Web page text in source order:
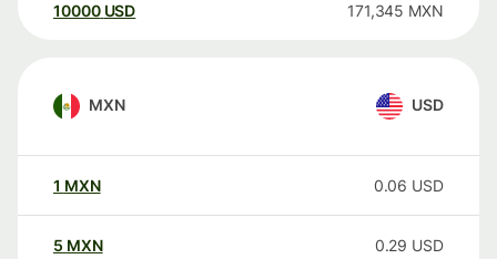
10000 USD 171,345 MXN
MXN USD
1 MXN 0.06 USD
5 MXN 0.29 USD